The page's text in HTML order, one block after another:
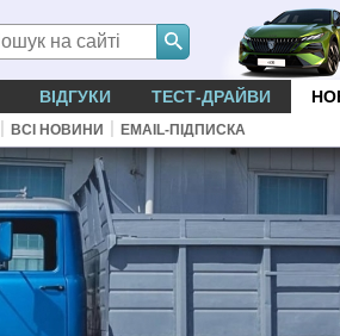
ВІДГУКИ ТЕСТ-ДРАЙВИ
| ВСІ НОВИНИ | EMAIL-ПІДПИСКА